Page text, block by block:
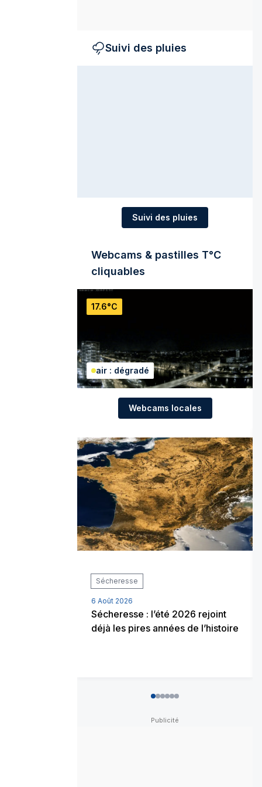
Suivi des pluies
Suivi des pluies
Webcams & pastilles T°C
cliquables
17.6°C
air : dégradé
Webcams locales
Sécheresse
6 Août 2026
Sécheresse : l’été 2026 rejoint
déjà les pires années de l’histoire
012345